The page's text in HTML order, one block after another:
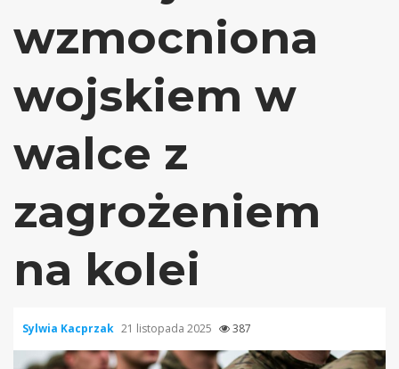
wzmocniona
wojskiem w
walce z
zagrożeniem
na kolei
Sylwia Kacprzak 21 listopada 2025 387